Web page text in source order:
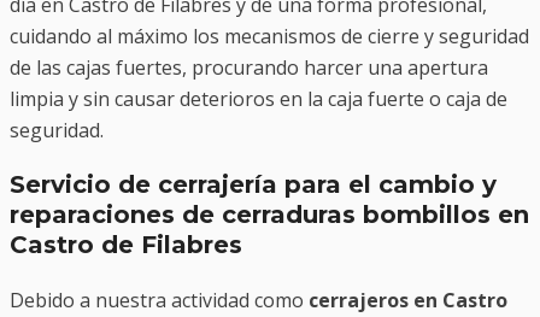
cuidando al máximo los mecanismos de cierre y seguridad
de las cajas fuertes, procurando harcer una apertura
limpia y sin causar deterioros en la caja fuerte o caja de
seguridad.
Servicio de cerrajería para el cambio y
reparaciones de cerraduras bombillos en
Castro de Filabres
Debido a nuestra actividad como cerrajeros en Castro